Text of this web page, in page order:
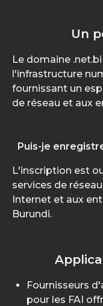
Un
Le domaine
l'infrastructure
fournissant un
de réseau et aux
Puis-je
L'inscription est
services de
Internet et aux
Burundi.
Fournisseurs
pour les FAI